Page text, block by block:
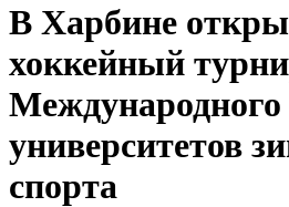
В Харбине
хоккейный
Международного
университетов
спорта